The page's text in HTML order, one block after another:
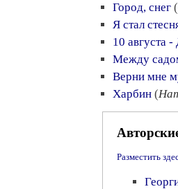
Город, снег (
Я стал
10 августа
Между
Верни мне
Харбин (
Разместить